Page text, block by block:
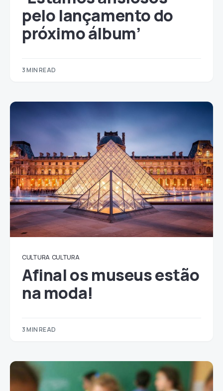
pelo lançamento do
próximo álbum’
3 MIN READ
CULTURA CULTURA
Afinal os museus estão
na moda!
3 MIN READ